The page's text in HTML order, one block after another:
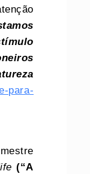
para-
(“A